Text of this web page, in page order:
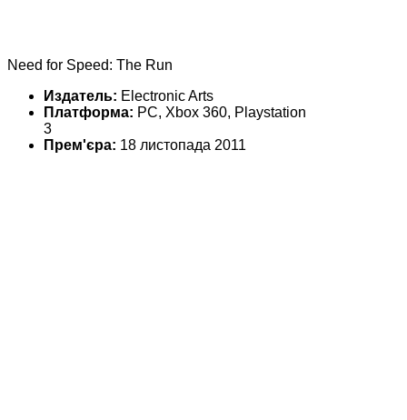
Need for Speed: The Run
Издатель: Electronic Arts
Платформа: PC, Xbox 360, Playstation
3
Прем'єра: 18 листопада 2011